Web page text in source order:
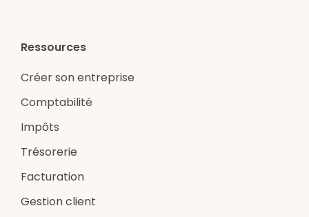
Ressources
Créer son entreprise
Comptabilité
Impôts
Trésorerie
Facturation
Gestion client